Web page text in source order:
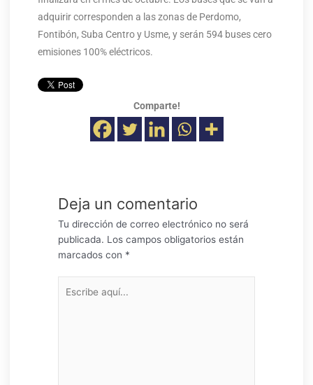
adquirir corresponden a las zonas de Perdomo,
Fontibón, Suba Centro y Usme, y serán 594 buses cero
emisiones 100% eléctricos.
Comparte!
Deja un comentario
Tu dirección de correo electrónico no será
publicada. Los campos obligatorios están
marcados con *
aquí...